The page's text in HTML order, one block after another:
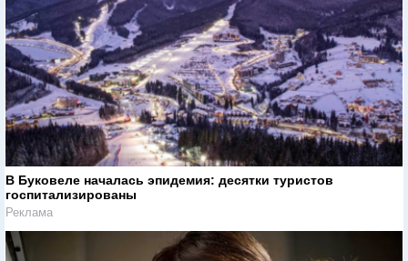
В Буковеле началась эпидемия: десятки туристов
госпитализированы
Реклама